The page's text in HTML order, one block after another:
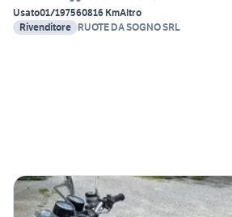
Usato01/197560816 KmAltro
Rivenditore RUOTE DA SOGNO SRL